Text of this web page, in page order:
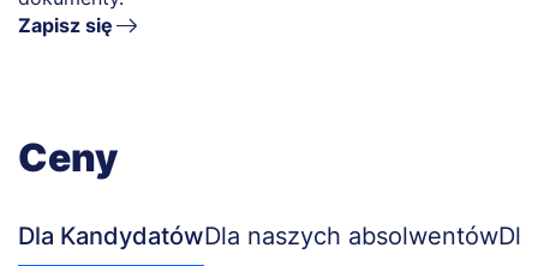
Zapisz się
Ceny
Dla KandydatówDla naszych absolwentów